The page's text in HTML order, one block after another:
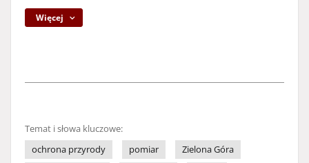
Więcej
Temat i słowa kluczowe:
ochrona przyrody
pomiar
Zielona Góra